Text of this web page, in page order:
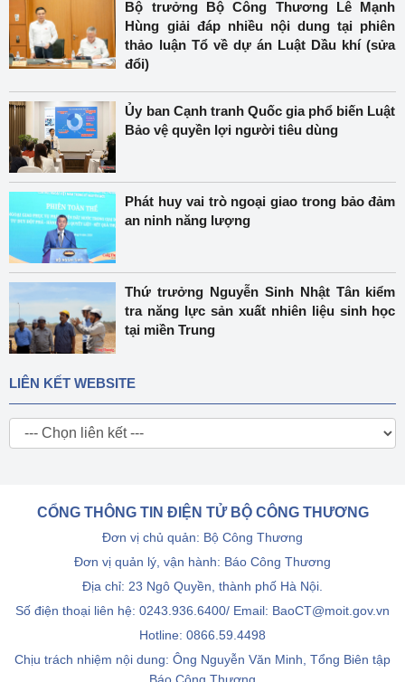
Bộ trưởng Bộ Công Thương Lê Mạnh
Hùng giải đáp nhiều nội dung tại phiên
thảo luận Tổ về dự án Luật Dầu khí (sửa
đổi)
Ủy ban Cạnh tranh Quốc gia phổ biến Luật
Bảo vệ quyền lợi người tiêu dùng
Phát huy vai trò ngoại giao trong bảo đảm
an ninh năng lượng
Thứ trưởng Nguyễn Sinh Nhật Tân kiểm
tra năng lực sản xuất nhiên liệu sinh học
tại miền Trung
LIÊN KẾT WEBSITE
CỔNG THÔNG TIN ĐIỆN TỬ BỘ CÔNG THƯƠNG
Đơn vị chủ quản: Bộ Công Thương
Đơn vị quản lý, vận hành: Báo Công Thương
Địa chỉ: 23 Ngô Quyền, thành phố Hà Nội.
Số điện thoại liên hệ: 0243.936.6400/ Email: BaoCT@moit.gov.vn
Hotline: 0866.59.4498
Chịu trách nhiệm nội dung: Ông Nguyễn Văn Minh, Tổng Biên tập